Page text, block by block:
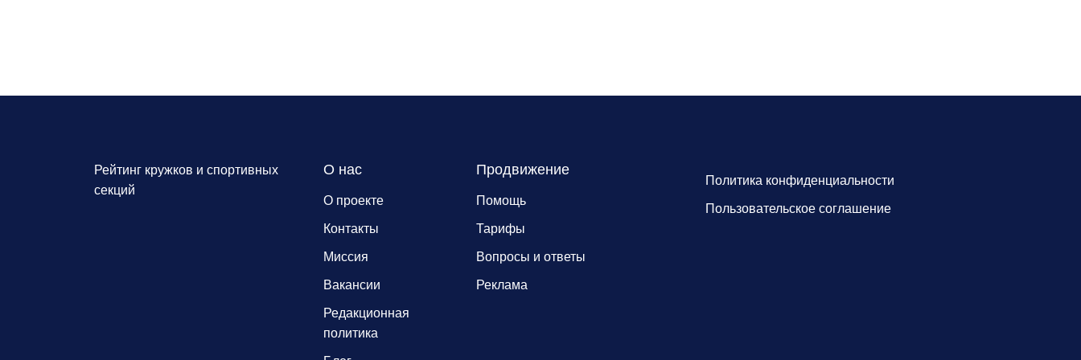
Рейтинг кружков и спортивных
секций
О нас
О проекте
Контакты
Миссия
Вакансии
Редакционная
политика
Продвижение
Помощь
Тарифы
Вопросы и ответы
Реклама
Политика конфиденциальности
Пользовательское соглашение